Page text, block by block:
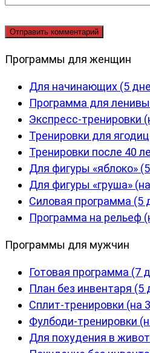
Программы для женщин
Для начинающих (5
Программа для
Экспресс-тренировки
Тренировки для
Тренировки после 40
Для фигуры «яблоко»
Для фигуры «груша»
Силовая программа (5
Программа на рельеф
Программы для мужчин
Готовая программа (7
План без инвентаря (5
Сплит-тренировки (на
Фулбоди-тренировки
Для похудения в